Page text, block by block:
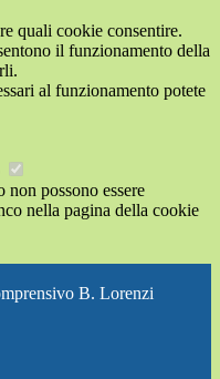
quali cookie consentire.
il funzionamento della
al funzionamento potete
possono essere
nella pagina della cookie
B. Lorenzi